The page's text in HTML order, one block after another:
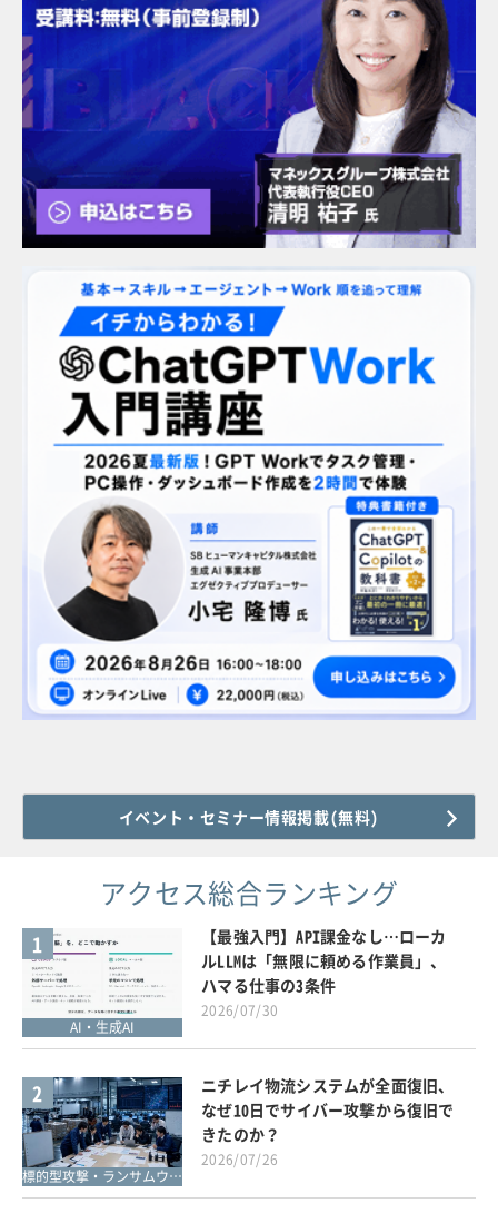
イベント・セミナー情報掲載(無料)
アクセス総合ランキング
1
AI・生成AI
【最強入門】API課金なし…ローカ
ルLLMは「無限に頼める作業員」、
ハマる仕事の3条件
2026/07/30
2
標的型攻撃・ランサムウェア対策
ニチレイ物流システムが全面復旧、
なぜ10日でサイバー攻撃から復旧で
きたのか？
2026/07/26